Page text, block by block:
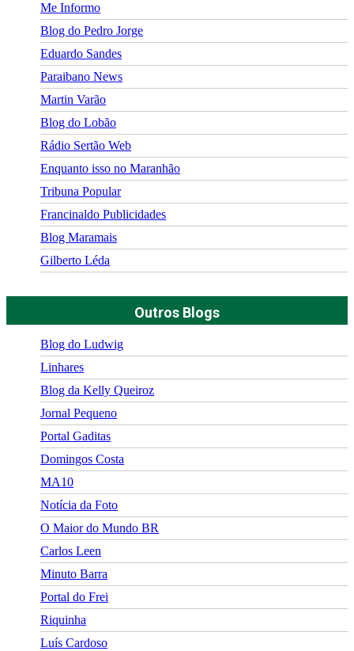
Me Informo
Blog do Pedro Jorge
Eduardo Sandes
Paraibano News
Martin Varão
Blog do Lobão
Rádio Sertão Web
Enquanto isso no Maranhão
Tribuna Popular
Francinaldo Publicidades
Blog Maramais
Gilberto Léda
Outros Blogs
Blog do Ludwig
Linhares
Blog da Kelly Queiroz
Jornal Pequeno
Portal Gaditas
Domingos Costa
MA10
Notícia da Foto
O Maior do Mundo BR
Carlos Leen
Minuto Barra
Portal do Frei
Riquinha
Luís Cardoso